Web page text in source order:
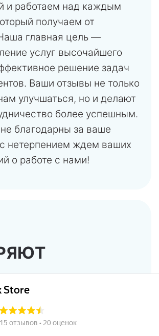
и работаем над каждым
получаем от
главная цель —
услуг высочайшего
решение задач
Ваши отзывы не только
улучшаться, но и делают
более успешным.
благодарны за ваше
нетерпением ждем ваших
о работе с нами!